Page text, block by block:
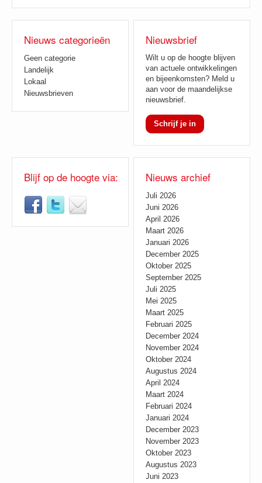
Nieuws categorieën
Geen categorie
Landelijk
Lokaal
Nieuwsbrieven
Nieuwsbrief
Wilt u op de hoogte blijven
van actuele ontwikkelingen
en bijeenkomsten? Meld u
aan voor de maandelijkse
nieuwsbrief.
Schrijf je in
Blijf op de hoogte via: Nieuws archief
Juli 2026
Juni 2026
April 2026
Maart 2026
Januari 2026
December 2025
Oktober 2025
September 2025
Juli 2025
Mei 2025
Maart 2025
Februari 2025
December 2024
November 2024
Oktober 2024
Augustus 2024
April 2024
Maart 2024
Februari 2024
Januari 2024
December 2023
November 2023
Oktober 2023
Augustus 2023
Juni 2023